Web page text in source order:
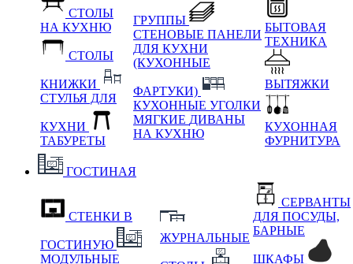
СТОЛЫ
НА КУХНЮ
СТОЛЫ
КНИЖКИ
СТУЛЬЯ ДЛЯ
КУХНИ
ТАБУРЕТЫ
ГРУППЫ
СТЕНОВЫЕ ПАНЕЛИ
ДЛЯ КУХНИ
(КУХОННЫЕ
ФАРТУКИ)
КУХОННЫЕ УГОЛКИ
МЯГКИЕ ДИВАНЫ
НА КУХНЮ
БЫТОВАЯ
ТЕХНИКА
ВЫТЯЖКИ
КУХОННАЯ
ФУРНИТУРА
ГОСТИНАЯ
СТЕНКИ В
ГОСТИНУЮ
МОДУЛЬНЫЕ
ЖУРНАЛЬНЫЕ
СЕРВАНТЫ
ДЛЯ ПОСУДЫ,
БАРНЫЕ
ШКАФЫ